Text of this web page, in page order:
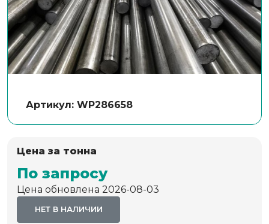
Артикул: WP286658
Цена за тонна
По запросу
Цена обновлена 2026-08-03
НЕТ В НАЛИЧИИ